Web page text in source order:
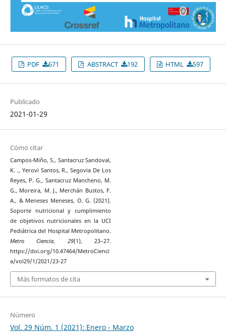
PDF 671 ABSTRACT 192 HTML 597
Publicado
2021-01-29
Cómo citar
Campos-Miño, S., Santacruz Sandoval,
K. ., Yerovi Santos, R., Segovia De Los
Reyes, P. G., Santacruz Mancheno, M.
G., Moreira, M. J., Merchán Bustos, F.
A., & Meneses Meneses, O. G. (2021).
Soporte nutricional y cumplimiento
de objetivos nutricionales en la UCI
Pediátrica del Hospital Metropolitano.
Metro Ciencia, 29(1), 23–27.
https://doi.org/10.47464/MetroCienci
a/vol29/1/2021/23-27
Más formatos de cita
Número
Vol. 29 Núm. 1 (2021): Enero - Marzo